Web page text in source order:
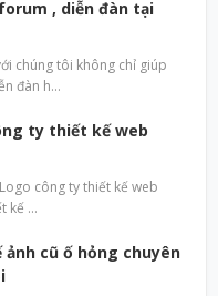
, diễn đàn tại
chúng tôi không chỉ giúp
đàn h…
ty thiết kế web
công ty thiết kế web
kế …
ảnh cũ ố hỏng chuyên